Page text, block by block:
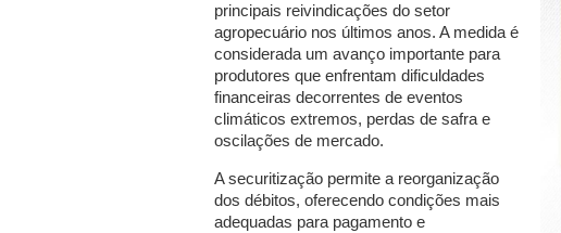
principais reivindicações do setor
agropecuário nos últimos anos. A medida é
considerada um avanço importante para
produtores que enfrentam dificuldades
financeiras decorrentes de eventos
climáticos extremos, perdas de safra e
oscilações de mercado.
A securitização permite a reorganização
dos débitos, oferecendo condições mais
adequadas para pagamento e